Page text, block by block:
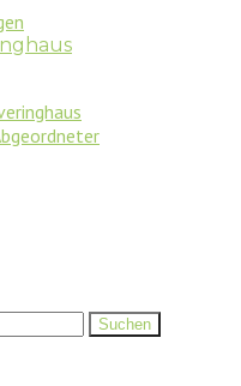
Suchen